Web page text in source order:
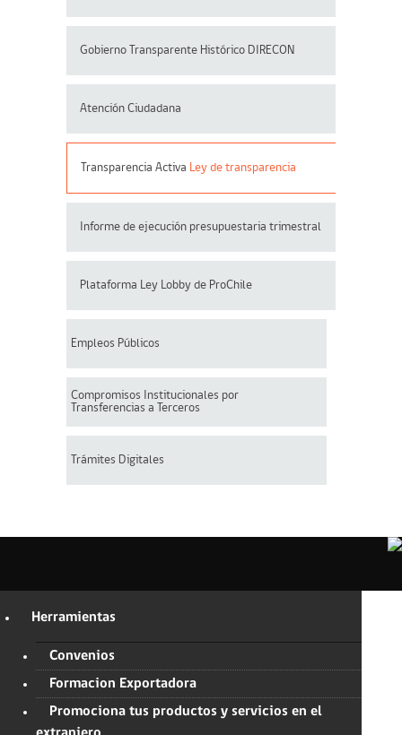
Gobierno Transparente Histórico DIRECON
Atención Ciudadana
Transparencia Activa Ley de transparencia
Informe de ejecución presupuestaria trimestral
Plataforma Ley Lobby de ProChile
Empleos Públicos
Compromisos Institucionales por
Transferencias a Terceros
Trámites Digitales
Herramientas
Convenios
Formacion Exportadora
Promociona tus productos y servicios en el